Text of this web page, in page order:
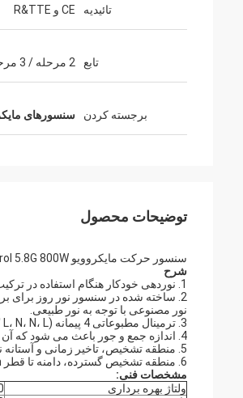
تائیدیه CE و R&TTE
تابع 2 مرحله / 3 مرحله کم نور
برجسته کردن سنسورهای
توضیحات محصول
سنسور حرکت مایکروویو Lux Control 5.8G 800W برای روشنایی ایستگاه گاز
شرح
1. نوردهی خودکار هنگام استفاده در ترکیب با 1-10V LED راننده و یا بالستیک.
2. ساخته شده در سنسور نور روز برای برداشت روزانه، به طور خودکار تنظیم لومن
نور مصنوعی با توجه به نور طبیعی.
3. ترمینال مطبوعاتی 4 پیمانه (L، N، N، L ')، مونتاژ آسان.
4. اندازه جمع و جور باعث می شود که آن را در بیشتر روشنایی ها اصلاح کنید
5. منطقه تشخیص، تاخیر زمانی و آستانه نور روز را می توانید دقیقا از طریق سوئیچ DIP تنظیم کنید.
6. منطقه تشخیص گسترده، دامنه تا قطر 16m.
مشخصات فنی:
ولتاژ بهره برداری